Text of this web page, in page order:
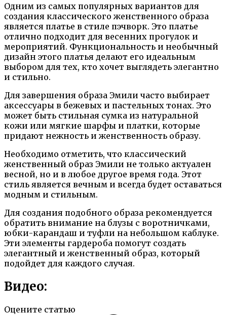
Одним из самых популярных вариантов для
создания классического женственного образа
является платье в стиле пэчворк. Это платье
отлично подходит для весенних прогулок и
мероприятий. Функциональность и необычный
дизайн этого платья делают его идеальным
выбором для тех, кто хочет выглядеть элегантно
и стильно.
Для завершения образа Эмили часто выбирает
аксессуары в бежевых и пастельных тонах. Это
может быть стильная сумка из натуральной
кожи или мягкие шарфы и платки, которые
придают нежность и женственность образу.
Необходимо отметить, что классический
женственный образ Эмили не только актуален
весной, но и в любое другое время года. Этот
стиль является вечным и всегда будет оставаться
модным и стильным.
Для создания подобного образа рекомендуется
обратить внимание на блузы с воротничками,
юбки-карандаш и туфли на небольшом каблуке.
Эти элементы гардероба помогут создать
элегантный и женственный образ, который
подойдет для каждого случая.
Видео:
Оцените статью